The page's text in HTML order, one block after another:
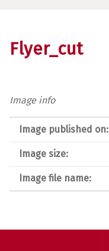
Flyer_cut
Image info
Image published on:
Image size:
Image file name:
Post navigation